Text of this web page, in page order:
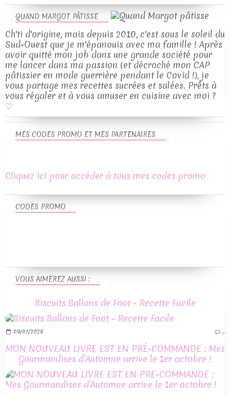
QUAND MARGOT PÂTISSE
Ch'ti d'origine, mais depuis 2010, c'est sous le soleil du
Sud-Ouest que je m'épanouis avec ma famille ! Après
avoir quitté mon job dans une grande société pour
me lancer dans ma passion (et décroché mon CAP
pâtissier en mode guerrière pendant le Covid !), je
vous partage mes recettes sucrées et salées. Prêts à
vous régaler et à vous amuser en cuisine avec moi ?
♡
VOUS AIMEREZ AUSSI :
Biscuits Ballons de Foot - Recette Facile
09/07/2026 …
MON NOUVEAU LIVRE EST EN PRÉ-COMMANDE : Mes
Gourmandises d’Automne arrive le 1er octobre !
CODES PROMO
MES CODES PROMO ET MES PARTENAIRES
Cliquez ici pour accéder à tous mes codes promo